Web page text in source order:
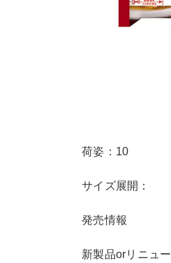
荷姿：10
サイズ展開：
発売情報
新製品orリニュー